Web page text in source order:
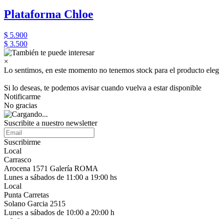
Plataforma Chloe
$ 5.900
$ 3.500
×
Lo sentimos, en este momento no tenemos stock para el producto
Si lo deseas, te podemos avisar cuando vuelva a estar disponible
Notificarme
No gracias
Suscribite a nuestro newsletter
Suscribirme
Local
Carrasco
Arocena 1571 Galería ROMA
Lunes a sábados de 11:00 a 19:00 hs
Local
Punta Carretas
Solano Garcia 2515
Lunes a sábados de 10:00 a 20:00 h